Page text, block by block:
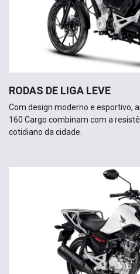
RODAS DE LIGA LEVE
Com design moderno e esportivo,
160 Cargo combinam com a
cotidiano da cidade.